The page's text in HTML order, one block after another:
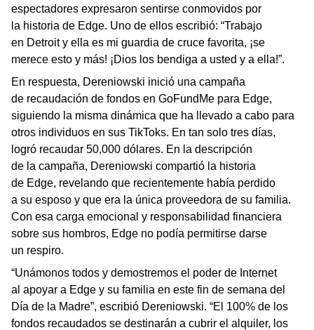
espectadores expresaron sentirse conmovidos por
la historia de Edge. Uno de ellos escribió: “Trabajo
en Detroit y ella es mi guardia de cruce favorita, ¡se
merece esto y más! ¡Dios los bendiga a usted y a ella!”.
En respuesta, Dereniowski inició una campaña
de recaudación de fondos en GoFundMe para Edge,
siguiendo la misma dinámica que ha llevado a cabo para
otros individuos en sus TikToks. En tan solo tres días,
logró recaudar 50,000 dólares. En la descripción
de la campaña, Dereniowski compartió la historia
de Edge, revelando que recientemente había perdido
a su esposo y que era la única proveedora de su familia.
Con esa carga emocional y responsabilidad financiera
sobre sus hombros, Edge no podía permitirse darse
un respiro.
“Unámonos todos y demostremos el poder de Internet
al apoyar a Edge y su familia en este fin de semana del
Día de la Madre”, escribió Dereniowski. “El 100% de los
fondos recaudados se destinarán a cubrir el alquiler, los